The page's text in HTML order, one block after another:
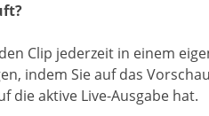
Clip jederzeit in einem
indem Sie auf das
die aktive Live-Ausgabe hat.